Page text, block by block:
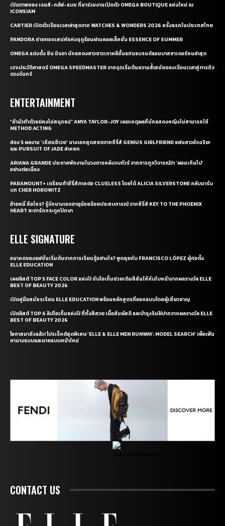
เปิดภาพของ เจมส์-กลัฟ-แบม ที่มาร่วมงานเปิดตัว OMEGA BOUTIQUE แห่งใหม่ ณ
ICONSIAM
CARTIER เปิดตัวเรือนเวลาล่าสุดจาก WATCHES & WONDERS 2026 ครั้งแรกในประเทศไทย
PANDORA ถ่ายทอดเสน่ห์แห่งฤดูร้อนผ่านคอลเล็กชั่น ESSENCE OF SUMMER
OMEGA แต่งตั้ง ชิน มินอา นักแสดงสาวชาวเกาหลีขึ้นแท่นแบรนด์แอมบาสซาเดอร์คนล่าสุด
เจาะประวัติศาสตร์ OMEGA SPEEDMASTER จากจุดเริ่มต้นความล้ำสมัยของเรือนเวลาสู่ภารกิจ
ดวงจันทร์
ENTERTAINMENT
“ถ้ามัวทำตัวแย่คงไม่สนุกแน่” ANYA TAYLOR-JOY เผยเหตุผลที่นักแสดงหญิงไม่สามารถใช้
METHOD ACTING
ส่อง 5 ผลงาน ‘เถียนซีเวย’ นางเอกสุดฮอตจากซีรี่ส์ GENIUS GIRLFRIEND แฟนสาวอัจฉริยะ
และ PURSUIT OF JADE ล่าหยก
ARIANA GRANDE ประกาศพักงานในวงการหลังจบทัวร์ จากการถูกวิจารณ์ว่า ‘ผอมเกินไป’
อย่างต่อเนื่อง
PARAMOUNT+ เตรียมทำซีรี่ส์ภาคต่อ CLUELESS โดยได้ ALICIA SILVERSTONE กลับมารับ
บท CHER HOROWITZ
อ้ายหมี่ คือใคร? รู้จักนางเอกอายุน้อยร้อยประสบการณ์ จากซีรี่ส์ KEY TO THE PHOENIX
HEART ชะตารักกระดูกปักษา
ELLE SIGNATURE
อนาคตของแฟชั่นเริ่มต้นจากการเรียนรู้อย่างไร? พูดคุยกับ FRANCISCO LÓPEZ ผู้ก่อตั้ง
ELLE EDUCATION
เผยลิสต์ TOP 5 FACE COLOR แห่งปี กับไอเท็มช่วยเติมสีสันให้กับใบหน้าจากผลรางวัล ELLE
BEST OF BEAUTY 2026
เปิดคู่มือสมัครเรียน ELLE EDUCATION พร้อมหลักสูตรที่ออกแบบโดยผู้เชี่ยวชาญ
เปิดลิสต์ TOP 6 ลิปไอเท็มแห่งปี ที่ทั้งสีสวย เนื้อสัมผัสดี และบำรุงริมฝีปากจากผลรางวัล ELLE
BEST OF BEAUTY 2026
โอกาสมาถึงแล้ว! โปรเจ็กต์สุดพิเศษ ‘ELLE & ELLE MEN RUNWAY: MODEL SEARCH’ เพื่อเฟ้น
หานางแบบและนายแบบหน้าใหม่
CONTACT US